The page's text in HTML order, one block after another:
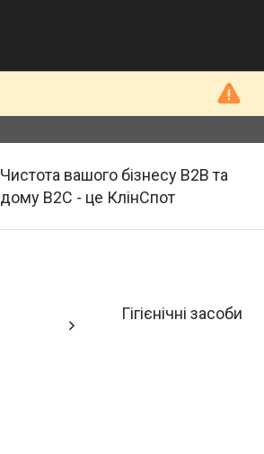
Чистота вашого бізнесу B2B та
дому B2C - це КлінСпот
Гігієнічні засоби